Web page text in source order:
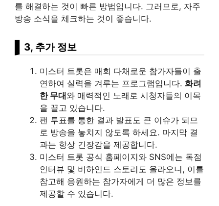
를 해결하는 것이 빠른 방법입니다. 그러므로, 자주
방송 소식을 체크하는 것이 좋습니다.
3, 추가 정보
미스터 트롯은 매회 다채로운 참가자들이 출
연하여 실력을 겨루는 프로그램입니다. 화려
한 무대 와 매력적인 노래로 시청자들의 이목
을 끌고 있습니다.
팬 투표를 통한 결과 발표도 큰 이슈가 되므
로 방송을 놓치지 않도록 하세요. 마지막 결
과는 항상 긴장감을 제공합니다.
미스터 트롯 공식 홈페이지와 SNS에는 독점
인터뷰 및 비하인드 스토리도 올라오니, 이를
참고해 응원하는 참가자에게 더 많은 정보를
제공할 수 있습니다.